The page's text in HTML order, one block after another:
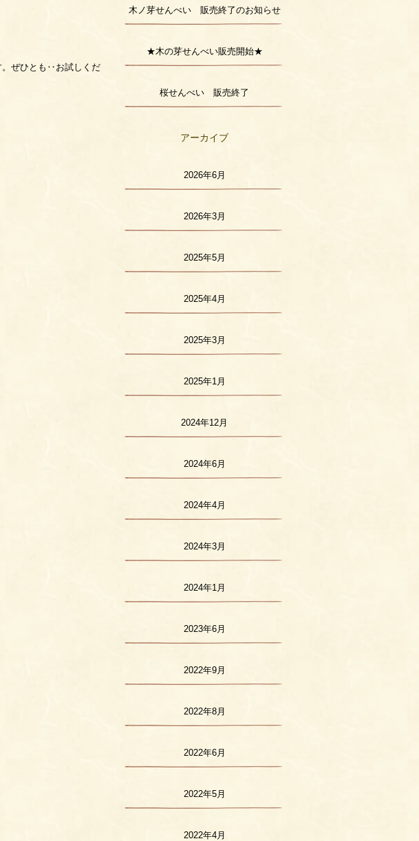
。ぜひとも‥お試しくだ
木ノ芽せんべい 販売終了のお知らせ
★木の芽せんべい販売開始★
桜せんべい 販売終了
アーカイブ
2026年6月
2026年3月
2025年5月
2025年4月
2025年3月
2025年1月
2024年12月
2024年6月
2024年4月
2024年3月
2024年1月
2023年6月
2022年9月
2022年8月
2022年6月
2022年5月
2022年4月